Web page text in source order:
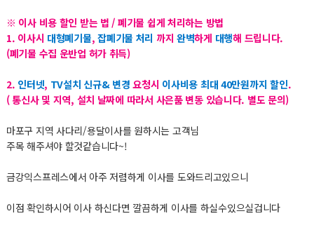
※ 이사 비용 할인 받는 법 / 폐기물 쉽게 처리하는 방법
1. 이사시 대형폐기물,잡폐기물 처리 까지 완벽하게 대행해 드립니다.
(폐기물 수집 운반업 허가 취득)
2. 인터넷, TV설치 신규& 변경요청시 이사비용 최대 40만원까지 할인.
( 통신사 및 지역, 설치 날짜에 따라서 사은품 변동 있습니다. 별도 문의)
마포구 지역 사다리/용달이사를 원하시는 고객님
주목 해주셔야 할것같습니다~!
금강익스프레스에서 아주 저렴하게 이사를 도와드리고있으니
이점 확인하시어 이사 하신다면 깔끔하게 이사를 하실수있으실겁니다